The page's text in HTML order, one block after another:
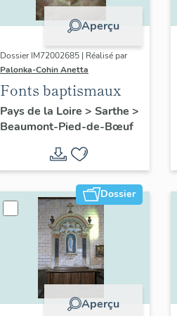
Aperçu
Dossier IM72002685 | Réalisé par
Palonka-Cohin Anetta
Fonts baptismaux
Pays de la Loire > Sarthe >
Beaumont-Pied-de-Bœuf
Dossier
Aperçu